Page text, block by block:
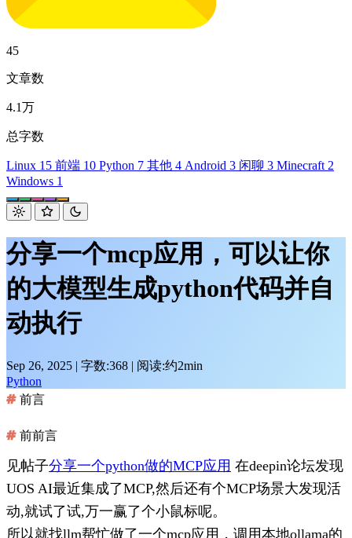
45
文章数
4.1万
总字数
Linux 15 前端 10 Python 7 其他 4 Android 3 闲聊 3 Minecraft 2
Windows 1
分享一个mcp应用，可以让你
的大模型生成python代码并自
动执行
Sep 26, 2025 | 字数:368 | 阅读:约2min
Python
前言
前前言
见帖子分享一个python做的MCP应用 在deepin论坛发现
UOS AI最近集成了MCP,然后还有个MCP场景大发现活
动,就试了试,万一赢了个小鼠标呢。
所以就找llm帮忙做了一个mcp应用，调用本地ollama的